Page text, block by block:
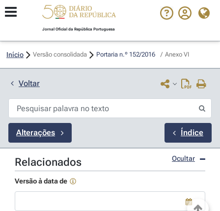
Jornal Oficial da República Portuguesa
Início Versão consolidada Portaria n.º 152/2016 / Anexo VI
Voltar
Alterações Índice
Relacionados Ocultar
Versão à data de